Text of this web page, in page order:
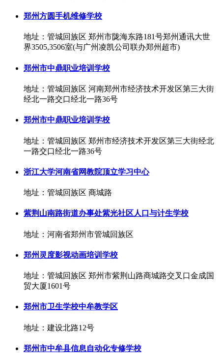
郑州方圆手机维修学校
地址：管城回族区 郑州市陇海东路181号郑州通讯大世
界3505,3506室(与广州凌凯公司联办郑州超市)
郑州市中鼎职业培训学校
地址：管城回族区 河南郑州市经济技术开发区第三大街
经北一路交口经北一路36号
郑州市中鼎职业培训学校
地址：管城回族区 郑州市经济技术开发区第三大街经北
一路交口经北一路36号
浙江大学河南省网教院顶立学习中心
地址：管城回族区 商城路
紫荆山南路街道办事处紫光社区人口与计生学校
地址：河南省郑州市管城回族区
郑州灵度影视动画培训学校
地址：管城回族区 郑州市紫荆山路商城路交叉口金成国
贸大厦1601号
郑州市卫生学校中牟教学区
地址：建设北路12号
郑州市中牟县信息自动化专修学校